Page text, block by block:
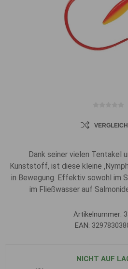
Dank seiner vielen Tentakel
Kunststoff, ist diese kleine
in Bewegung. Effektiv sowohl im
im Fließwasser auf
Artikelnummer:
EAN:
NICHT AUF